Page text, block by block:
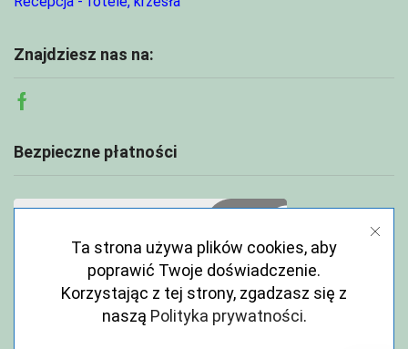
Znajdziesz nas na:
Facebook
Bezpieczne płatności
Ta strona używa plików cookies, aby
poprawić Twoje doświadczenie.
Korzystając z tej strony, zgadzasz się z
naszą Polityka prywatności.